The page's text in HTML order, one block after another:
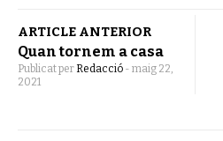
ARTICLE ANTERIOR
Quan tornem a casa
Publicat per Redacció - maig 22,
2021